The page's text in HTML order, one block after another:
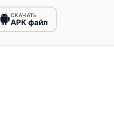
СКАЧАТЬ
APK файл